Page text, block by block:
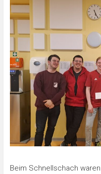
Beim Schnellschach